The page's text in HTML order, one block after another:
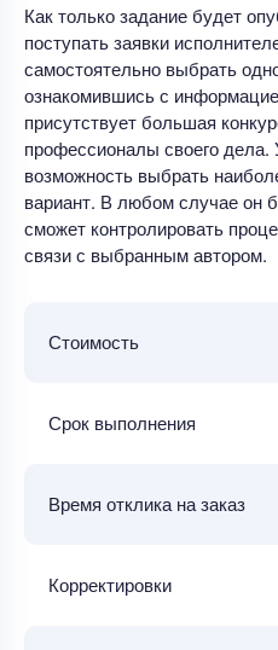
Как только задание будет
поступать заявки
самостоятельно выбрать
ознакомившись с
присутствует большая
профессионалы своего дела.
возможность выбрать
вариант. В любом случае он
сможет контролировать
связи с выбранным автором.
Стоимость
Срок выполнения
Время отклика на заказ
Корректировки